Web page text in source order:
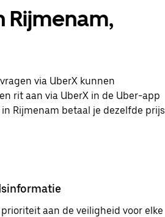
Rijmenam,
via UberX kunnen
rit aan via UberX in de Uber-app
Rijmenam betaal je dezelfde prijs
aan de veiligheid voor elke